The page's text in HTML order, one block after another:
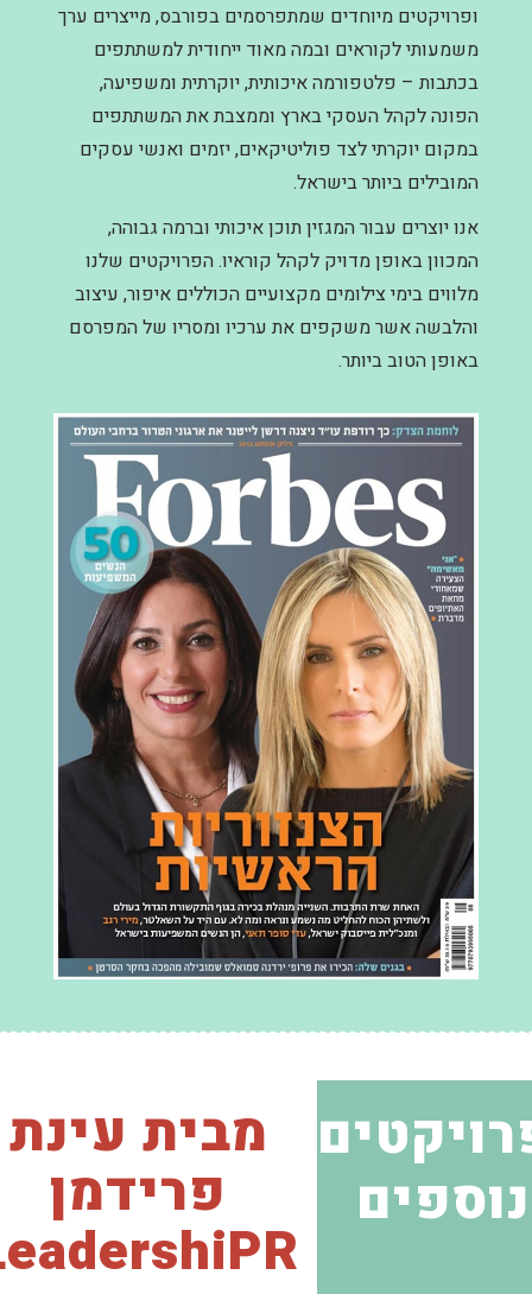
ופרויקטים מיוחדים שמתפרסמים בפורבס, מייצרים ערך
משמעותי לקוראים ובמה מאוד ייחודית למשתתפים
בכתבות – פלטפורמה איכותית, יוקרתית ומשפיעה,
הפונה לקהל העסקי בארץ וממצבת את המשתתפים
במקום יוקרתי לצד פוליטיקאים, יזמים ואנשי עסקים
המובילים ביותר בישראל.
אנו יוצרים עבור המגזין תוכן איכותי וברמה גבוהה,
המכוון באופן מדויק לקהל קוראיו. הפרויקטים שלנו
מלווים בימי צילומים מקצועיים הכוללים איפור, עיצוב
והלבשה אשר משקפים את ערכיו ומסריו של המפרסם
באופן הטוב ביותר.
נוספים
מבית עינת
פרידמן